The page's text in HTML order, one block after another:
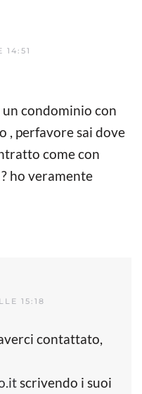
14:51
condominio con
, perfavore sai dove
come con
ho veramente
15:18
contattato,
scrivendo i suoi